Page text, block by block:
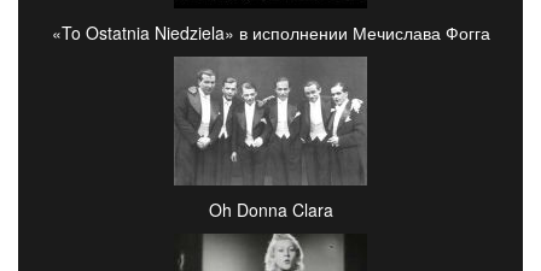
«To Ostatnia Niedziela» в исполнении Мечислава Фогга
Oh Donna Clara